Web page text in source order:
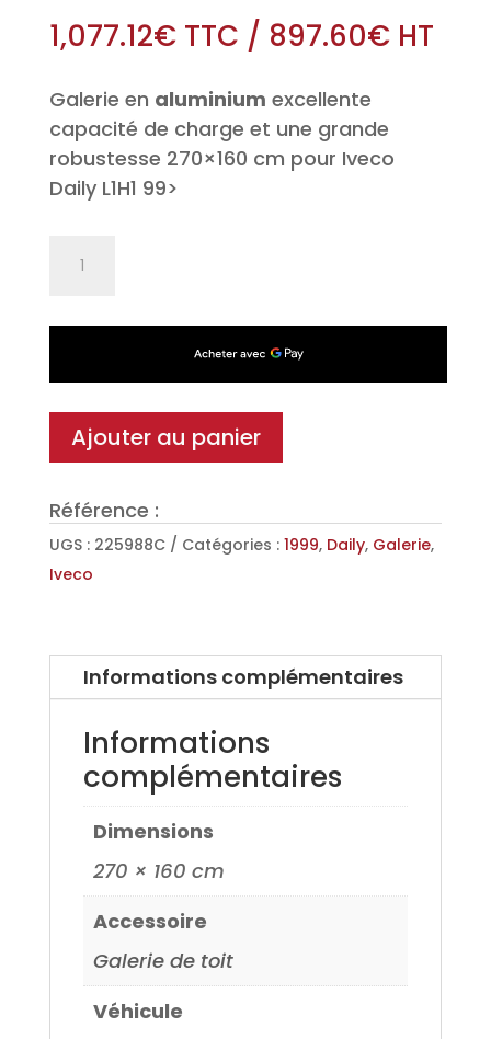
1,077.12€TTC / 897.60€HT
Galerie en aluminium excellente
capacité de charge et une grande
robustesse 270×160 cm pour Iveco
Daily L1H1 99>
SUPEROMEGA
pour
Daily
L1H1
99>
Ajouter au panier
Référence :
UGS : 225988C Catégories : 1999, Daily, Galerie,
Iveco
Informations complémentaires
Informations
complémentaires
Dimensions
270 × 160 cm
Accessoire
Galerie de toit
Véhicule